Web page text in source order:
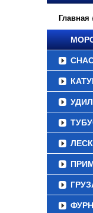
Главная